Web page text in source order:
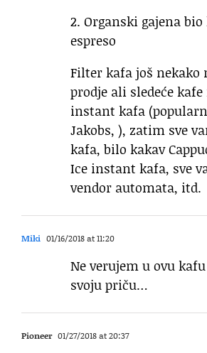
2. Organski gajena
espreso
Filter kafa još nekako
prodje ali sledeće
instant kafa
Jakobs, ), zatim sve
kafa, bilo kakav
Ice instant kafa, sve
vendor automata, itd.
Miki 01/16/2018 at 11:20
Ne verujem u ovu
svoju priču…
Pioneer 01/27/2018 at 20:37